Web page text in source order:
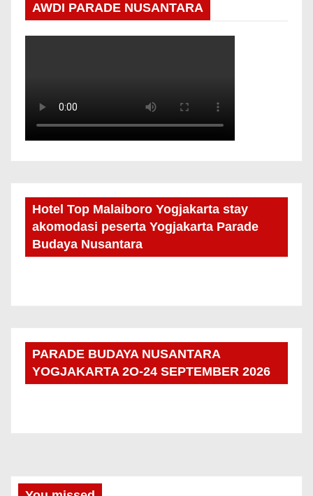
AWDI PARADE NUSANTARA
Hotel Top Malaiboro Yogjakarta stay
akomodasi peserta Yogjakarta Parade
Budaya Nusantara
PARADE BUDAYA NUSANTARA
YOGJAKARTA 2O-24 SEPTEMBER 2026